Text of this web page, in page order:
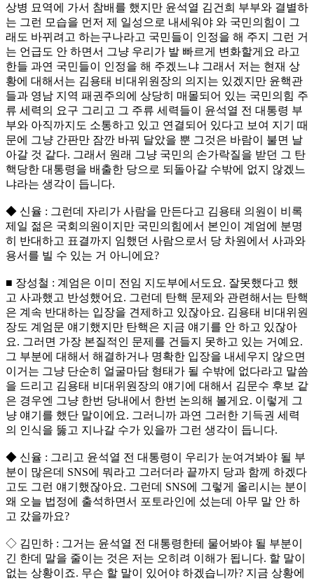
상병 묘역에 가서 참배를 했지만 윤석열 김건희 부부와 결별하
는 그런 모습을 먼저 제 일성으로 내세워야 와 국민의힘이 그
래도 바뀌려고 하는구나라고 국민들이 인정을 해 주지 그런 거
는 언급도 안 하면서 그냥 우리가 발 빠르게 변화할게요 라고
한들 과연 국민들이 인정을 해 주겠느냐 그래서 저는 현재 상
황에 대해서는 김용태 비대위원장의 의지는 있겠지만 윤핵관
들과 영남 지역 패권주의에 상당히 매몰되어 있는 국민의힘 주
류 세력의 요구 그리고 그 주류 세력들이 윤석열 전 대통령 부
부와 아직까지도 소통하고 있고 연결되어 있다고 보여 지기 때
문에 그냥 간판만 잠깐 바꿔 달았을 뿐 그것은 바람이 불면 날
아갈 것 같다. 그래서 원래 그냥 국민의 손가락질을 받던 그 탄
핵당한 대통령을 배출한 당으로 되돌아갈 수밖에 없지 않겠느
냐라는 생각이 듭니다.
◆ 신율 : 그런데 자리가 사람을 만든다고 김용태 의원이 비록
제일 젊은 국회의원이지만 국민의힘에서 본인이 계엄에 분명
히 반대하고 표결까지 임했던 사람으로서 당 차원에서 사과와
용서를 빌 수 있는 거 아니에요?
■ 장성철 : 계엄은 이미 전임 지도부에서도요. 잘못했다고 했
고 사과했고 반성했어요. 그런데 탄핵 문제와 관련해서는 탄핵
은 계속 반대하는 입장을 견제하고 있잖아요. 김용태 비대위원
장도 계엄문 얘기했지만 탄핵은 지금 얘기를 안 하고 있잖아
요. 그러면 가장 본질적인 문제를 건들지 못하고 있는 거예요.
그 부분에 대해서 해결하거나 명확한 입장을 내세우지 않으면
이거는 그냥 단순히 얼굴마담 형태가 될 수밖에 없다라고 말씀
을 드리고 김용태 비대위원장의 얘기에 대해서 김문수 후보 같
은 경우엔 그냥 한번 당내에서 한번 논의해 볼게요. 이렇게 그
냥 얘기를 했단 말이에요. 그러니까 과연 그러한 기득권 세력
의 인식을 뚫고 지나갈 수가 있을까 그런 생각이 듭니다.
◆ 신율 : 그리고 윤석열 전 대통령이 우리가 눈여겨봐야 될 부
분이 많은데 SNS에 뭐라고 그러더라 끝까지 당과 함께 하겠다
고도 그런 얘기했잖아요. 그런데 SNS에 그렇게 올리시는 분이
왜 오늘 법정에 출석하면서 포토라인에 섰는데 아무 말 안 하
고 갔을까요?
◇ 김민하 : 그거는 윤석열 전 대통령한테 물어봐야 될 부분이
긴 한데 말을 줄이는 것은 저는 오히려 이해가 됩니다. 할 말이
없는 상황이죠. 무슨 할 말이 있어야 하겠습니까? 지금 상황에